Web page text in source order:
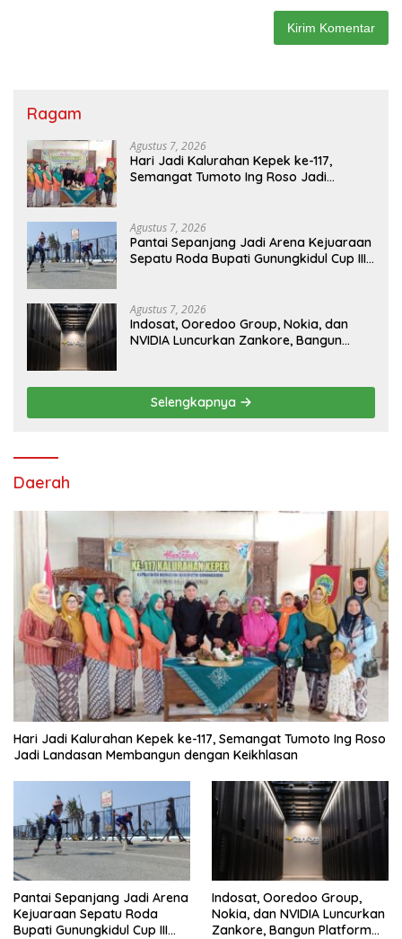
Ragam
Agustus 7, 2026
Hari Jadi Kalurahan Kepek ke-117,
Semangat Tumoto Ing Roso Jadi
Agustus 7, 2026
Pantai Sepanjang Jadi Arena Kejuaraan
Sepatu Roda Bupati Gunungkidul Cup III
Agustus 7, 2026
Indosat, Ooredoo Group, Nokia, dan
NVIDIA Luncurkan Zankore, Bangun
Selengkapnya
Daerah
Hari Jadi Kalurahan Kepek ke-117, Semangat Tumoto Ing Roso
Jadi Landasan Membangun dengan Keikhlasan
Pantai Sepanjang Jadi Arena
Kejuaraan Sepatu Roda
Bupati Gunungkidul Cup III
Indosat, Ooredoo Group,
Nokia, dan NVIDIA Luncurkan
Zankore, Bangun Platform